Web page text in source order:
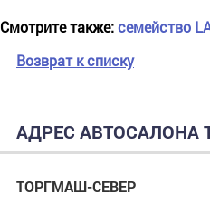
Смотрите также:семейство
Возврат к списку
АДРЕС АВТОСАЛОНА
ТОРГМАШ-СЕВЕР